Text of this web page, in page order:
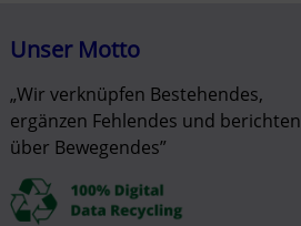
Unser Motto
„Wir verknüpfen Bestehendes,
ergänzen Fehlendes und berichten
über Bewegendes”